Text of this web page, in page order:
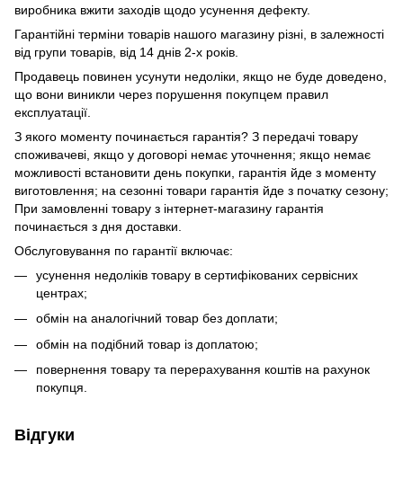
виробника вжити заходів щодо усунення дефекту.
Гарантійні терміни товарів нашого магазину різні, в залежності
від групи товарів, від 14 днів 2-х років.
Продавець повинен усунути недоліки, якщо не буде доведено,
що вони виникли через порушення покупцем правил
експлуатації.
З якого моменту починається гарантія? З передачі товару
споживачеві, якщо у договорі немає уточнення; якщо немає
можливості встановити день покупки, гарантія йде з моменту
виготовлення; на сезонні товари гарантія йде з початку сезону;
При замовленні товару з інтернет-магазину гарантія
починається з дня доставки.
Обслуговування по гарантії включає:
усунення недоліків товару в сертифікованих сервісних
центрах;
обмін на аналогічний товар без доплати;
обмін на подібний товар із доплатою;
повернення товару та перерахування коштів на рахунок
покупця.
Відгуки